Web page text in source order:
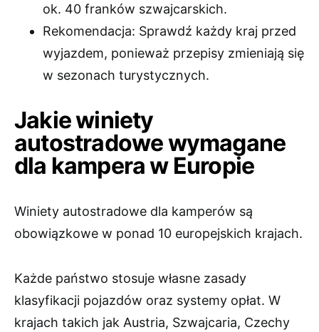
ok. 40 franków szwajcarskich.
Rekomendacja: Sprawdź każdy kraj przed
wyjazdem, ponieważ przepisy zmieniają się
w sezonach turystycznych.
Jakie winiety
autostradowe wymagane
dla kampera w Europie
Winiety autostradowe dla kamperów są
obowiązkowe w ponad 10 europejskich krajach.
Każde państwo stosuje własne zasady
klasyfikacji pojazdów oraz systemy opłat. W
krajach takich jak Austria, Szwajcaria, Czechy